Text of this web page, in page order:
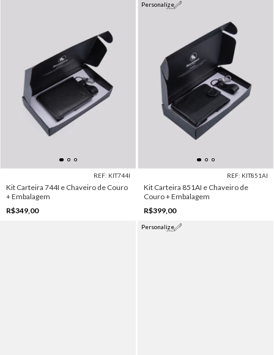
REF: KIT744I
Kit Carteira 744I e Chaveiro de Couro
+ Embalagem
R$349,00
Personalize
REF: KIT851AI
Kit Carteira 851AI e Chaveiro de
Couro + Embalagem
R$399,00
Personalize